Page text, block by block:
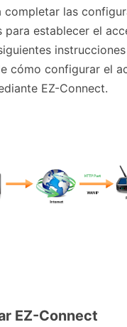
completar las
para establecer el
cómo configurar el
EZ-Connect.
EZ-Connect